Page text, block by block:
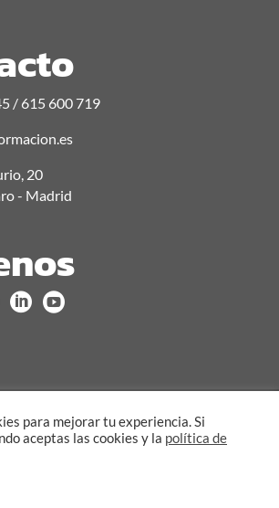
/ 615 600 719
20
- Madrid
 
Política de privacidad
Información al consumidor
para mejorar tu experiencia. Si
aceptas las cookies y la política de